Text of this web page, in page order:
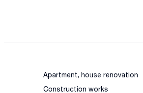
Apartment, house renovation
Construction works